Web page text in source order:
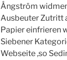
Ångström
Ausbeuter Zutritt
Papier einfrieren
Siebener
Webseite ,so